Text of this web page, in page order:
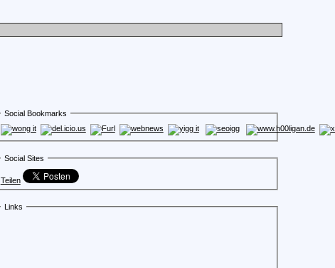
Social Bookmarks
Social Sites
Teilen
Links